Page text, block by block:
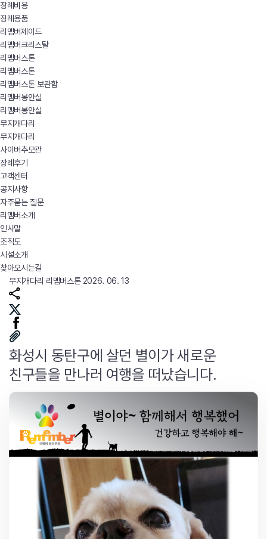
장례비용
장례용품
리멤버제이드
리멤버크리스탈
리멤버스톤
리멤버스톤
리멤버스톤 보관함
리멤버봉안실
리멤버봉안실
무지개다리
무지개다리
사이버추모관
장례후기
고객센터
공지사항
자주묻는 질문
리멤버소개
인사말
조직도
시설소개
찾아오시는길
무지개다리 리멤버스톤 2026. 06. 13
화성시 동탄구에 살던 별이가 새로운
친구들을 만나러 여행을 떠났습니다.